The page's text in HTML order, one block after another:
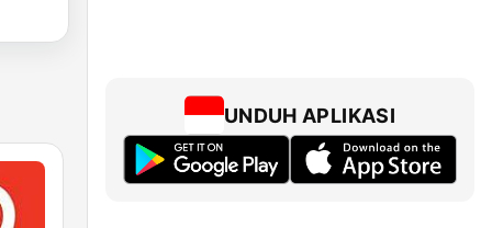
UNDUH APLIKASI